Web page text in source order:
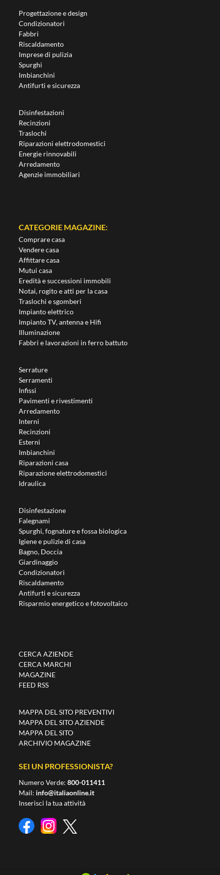
Progettazione e design
Condizionatori
Fabbri
Riscaldamento
Imprese di pulizia
Spurghi
Imbianchini
Antifurti e sicurezza
Disinfestazioni
Recinzioni
Traslochi
Riparazioni elettrodomestici
Energie rinnovabili
Arredamento
Agenzie immobiliari
CATEGORIE MAGAZINE:
Comprare casa
Vendere casa
Affittare casa
Mutui casa
Eredità e successioni immobili
Notai, rogito e atti per la casa
Traslochi e sgomberi
Impianto elettrico
Impianto TV, antenna e Hifi
Illuminazione
Fabbri e lavorazioni in ferro battuto
Serrature
Serramenti
Infissi
Pavimenti e rivestimenti
Arredamento
Interni
Recinzioni
Esterni
Imbianchini
Riparazioni casa
Riparazione elettrodomestici
Idraulica
Disinfestazione
Falegnami
Spurghi, fognature e fossa biologica
Igiene e pulizie di casa
Bagno, Doccia
Giardinaggio
Condizionatori
Riscaldamento
Antifurti e sicurezza
Risparmio energetico e fotovoltaico
CERCA AZIENDE
CERCA MARCHI
MAGAZINE
FEED RSS
MAPPA DEL SITO PREVENTIVI
MAPPA DEL SITO AZIENDE
MAPPA DEL SITO
ARCHIVIO MAGAZINE
SEI UN PROFESSIONISTA?
Numero Verde:800-011411
Mail: info@italiaonline.it
Inserisci la tua attività